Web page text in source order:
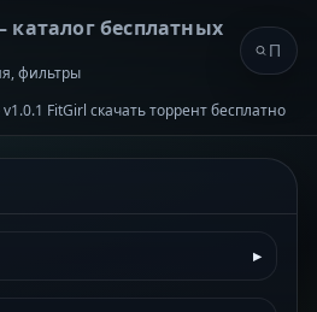
каталог бесплатных
фильтры
v1.0.1 FitGirl скачать торрент бесплатно
▸